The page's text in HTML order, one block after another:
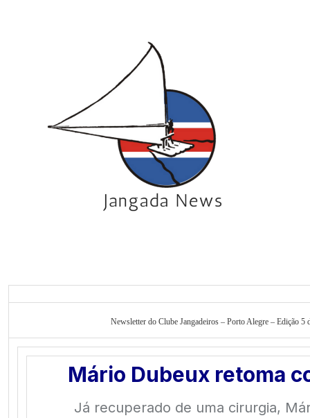
Newsletter do Clube Jangadeiros – Porto Alegre – Edição 5
Mário Dubeux retoma
Já recuperado de uma cirurgia,